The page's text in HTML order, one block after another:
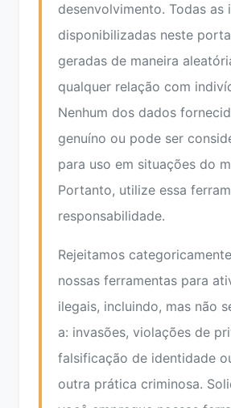
desenvolvimento. Todas as
disponibilizadas neste
geradas de maneira
qualquer relação com
Nenhum dos dados
genuíno ou pode ser
para uso em situações do
Portanto, utilize essa
responsabilidade.
Rejeitamos
nossas ferramentas para
ilegais, incluindo, mas não
a: invasões, violações de
falsificação de identidade
outra prática criminosa.